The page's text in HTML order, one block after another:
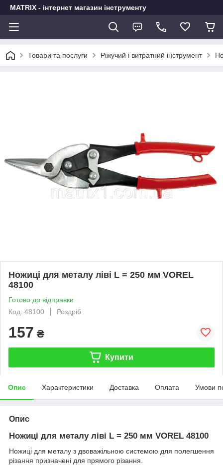
MATRIX - інтернет магазин інструменту
Товари та послуги Ріжучий і витратний інструмент
Ножиці для металу ліві L = 250 мм VOREL
48100
Готово до відправки
Код: 48100
Роздріб
157 ₴
Купити
Опис Характеристики Доставка Оплата Умови
Опис
Ножиці для металу ліві L = 250 мм VOREL 48100
Ножиці для металу з двоважільною системою для полегшення
різання призначені для прямого різання.